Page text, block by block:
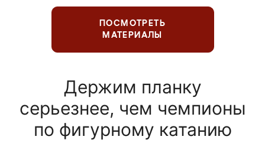
ПОСМОТРЕТЬ
МАТЕРИАЛЫ
Держим планку
серьезнее, чем чемпионы
по фигурному катанию